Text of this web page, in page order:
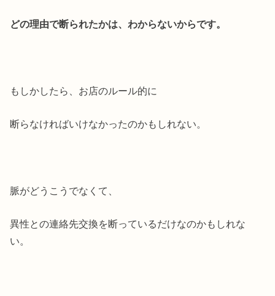
どの理由で断られたかは、わからないからです。
もしかしたら、お店のルール的に
断らなければいけなかったのかもしれない。
脈がどうこうでなくて、
異性との連絡先交換を断っているだけなのかもしれな
い。